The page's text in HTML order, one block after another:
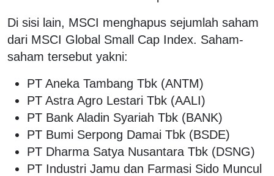
Di sisi lain, MSCI menghapus sejumlah saham
dari MSCI Global Small Cap Index. Saham-
saham tersebut yakni:
PT Aneka Tambang Tbk (ANTM)
PT Astra Agro Lestari Tbk (AALI)
PT Bank Aladin Syariah Tbk (BANK)
PT Bumi Serpong Damai Tbk (BSDE)
PT Dharma Satya Nusantara Tbk (DSNG)
PT Industri Jamu dan Farmasi Sido Muncul